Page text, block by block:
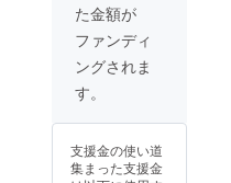
た金額が
ファンディ
ングされま
す。
支援金の使い道
集まった支援金